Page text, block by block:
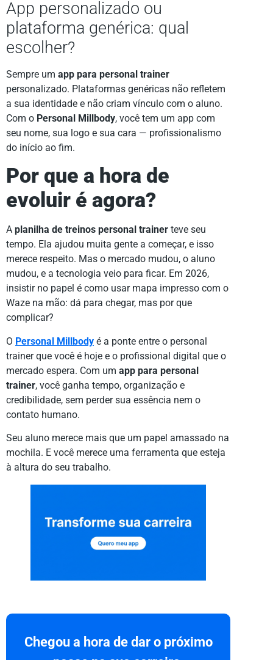
App personalizado ou
plataforma genérica: qual
escolher?
Sempre um app para personal trainer
personalizado. Plataformas genéricas não refletem
a sua identidade e não criam vínculo com o aluno.
Com o Personal Millbody, você tem um app com
seu nome, sua logo e sua cara — profissionalismo
do início ao fim.
Por que a hora de
evoluir é agora?
A planilha de treinos personal trainer teve seu
tempo. Ela ajudou muita gente a começar, e isso
merece respeito. Mas o mercado mudou, o aluno
mudou, e a tecnologia veio para ficar. Em 2026,
insistir no papel é como usar mapa impresso com o
Waze na mão: dá para chegar, mas por que
complicar?
O Personal Millbody é a ponte entre o personal
trainer que você é hoje e o profissional digital que o
mercado espera. Com um app para personal
trainer, você ganha tempo, organização e
credibilidade, sem perder sua essência nem o
contato humano.
Seu aluno merece mais que um papel amassado na
mochila. E você merece uma ferramenta que esteja
à altura do seu trabalho.
Chegou a hora de dar o próximo